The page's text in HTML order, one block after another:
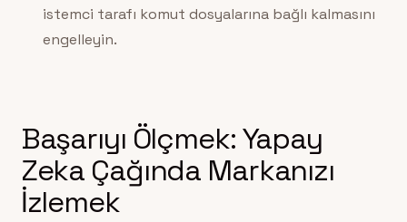
istemci tarafı komut dosyalarına bağlı kalmasını
engelleyin.
Başarıyı Ölçmek: Yapay
Zeka Çağında Markanızı
İzlemek